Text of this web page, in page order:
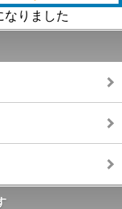
なりました